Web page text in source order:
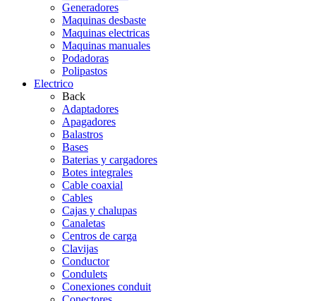
Generadores
Maquinas desbaste
Maquinas electricas
Maquinas manuales
Podadoras
Polipastos
Electrico
Back
Adaptadores
Apagadores
Balastros
Bases
Baterias y cargadores
Botes integrales
Cable coaxial
Cables
Cajas y chalupas
Canaletas
Centros de carga
Clavijas
Conductor
Condulets
Conexiones conduit